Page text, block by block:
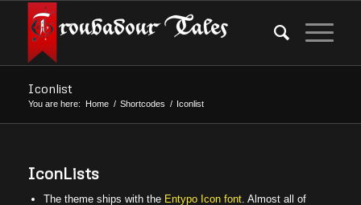
Iconlist
You are here: Home / Shortcodes / Iconlist
IconLists
The theme ships with the Entypo Icon font. Almost all of